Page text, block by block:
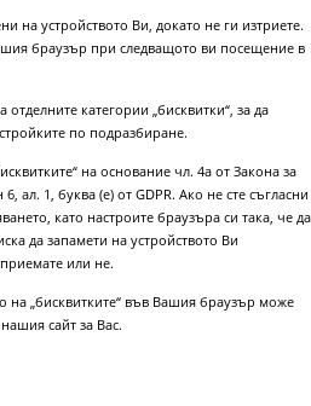
на устройството Ви, докато не ги изтриете.
браузър при следващото ви посещение в
категории „бисквитки“, за да
по подразбиране.
на основание чл. 4а от Закона за
ал. 1, буква (е) от GDPR. Ако не сте съгласни
като настроите браузъра си така, че да
да запамети на устройството Ви
или не.
на „бисквитките“ във Вашия браузър може
сайт за Вас.